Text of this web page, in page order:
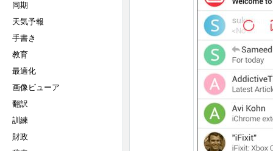
同期
天気予報
手書き
教育
最適化
画像ビューア
翻訳
訓練
財政